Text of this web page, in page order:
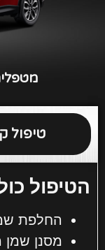
טיפול
הטיפול
החלפת
מסנן שמן